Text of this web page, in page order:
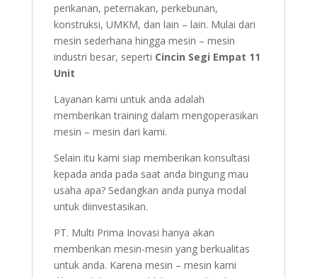
perikanan, peternakan, perkebunan,
konstruksi, UMKM, dan lain – lain. Mulai dari
mesin sederhana hingga mesin – mesin
industri besar, seperti Cincin Segi Empat 11
Unit
Layanan kami untuk anda adalah
memberikan training dalam mengoperasikan
mesin – mesin dari kami.
Selain itu kami siap memberikan konsultasi
kepada anda pada saat anda bingung mau
usaha apa? Sedangkan anda punya modal
untuk diinvestasikan.
PT. Multi Prima Inovasi hanya akan
memberikan mesin-mesin yang berkualitas
untuk anda. Karena mesin – mesin kami